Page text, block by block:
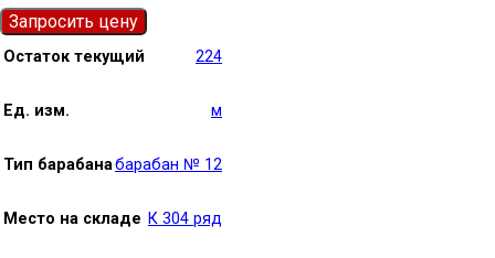
Запросить цену
Остаток текущий 224
Ед. изм. м
Тип барабанабарабан № 12
Место на складе К 304 ряд